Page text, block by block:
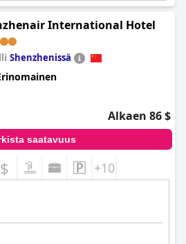
International Hotel
Shenzhenissä
Alkaen 86 $
saatavuus
$ +10